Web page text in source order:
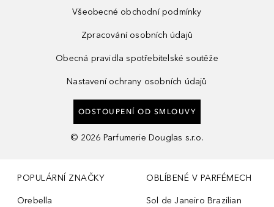
Všeobecné obchodní podmínky
Zpracování osobních údajů
Obecná pravidla spotřebitelské soutěže
Nastavení ochrany osobních údajů
ODSTOUPENÍ OD SMLOUVY
© 2026 Parfumerie Douglas s.r.o.
POPULÁRNÍ ZNAČKY
Orebella
OBLÍBENÉ V PARFÉMECH
Sol de Janeiro Brazilian